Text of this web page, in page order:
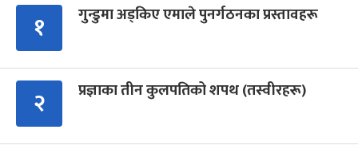
१ गुन्डुमा अड्किए एमाले पुनर्गठनका प्रस्तावहरू
२ प्रज्ञाका तीन कुलपतिको शपथ (तस्वीरहरू)